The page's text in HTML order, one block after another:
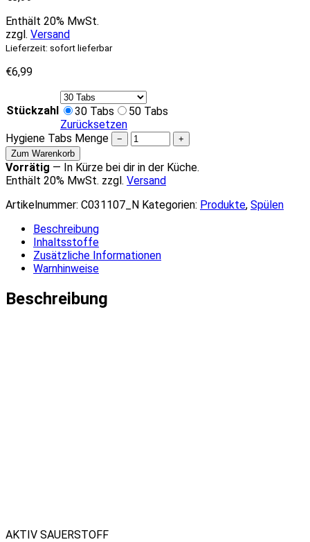
Enthält 20% MwSt.
zzgl. Versand
Lieferzeit: sofort lieferbar
€6,99
Stückzahl 30 Tabs
50 Tabs
Zurücksetzen
Hygiene Tabs Menge
−
+
Zum Warenkorb
Vorrätig — In Kürze bei dir in der Küche.
Enthält 20% MwSt. zzgl. Versand
Artikelnummer: C031107_N Kategorien: Produkte, Spülen
Beschreibung
Inhaltsstoffe
Zusätzliche Informationen
Warnhinweise
Beschreibung
AKTIV SAUERSTOFF